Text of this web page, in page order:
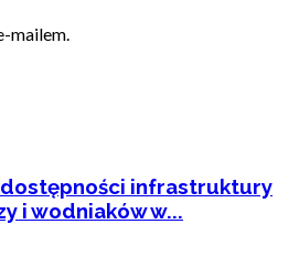
mailem.
infrastruktury
i wodniaków w...